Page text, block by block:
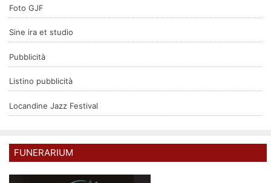
Foto GJF
Sine ira et studio
Pubblicità
Listino pubblicità
Locandine Jazz Festival
FUNERARIUM